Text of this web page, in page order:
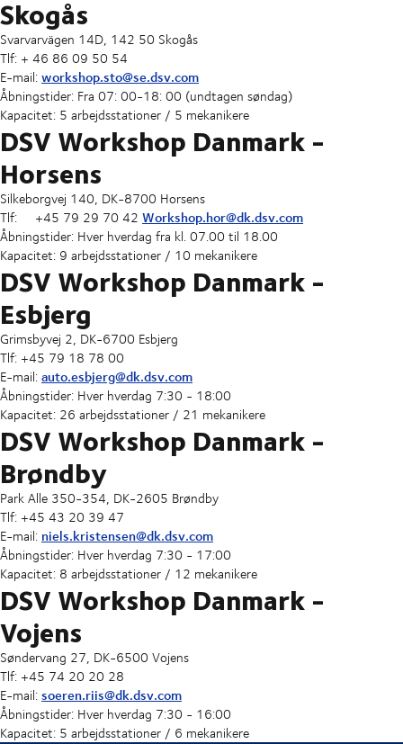
Skogås
Svarvarvägen 14D, 142 50 Skogås
Tlf: + 46 86 09 50 54
E-mail:workshop.sto@se.dsv.com
Åbningstider: Fra 07: 00-18: 00 (undtagen søndag)
Kapacitet: 5 arbejdsstationer / 5 mekanikere
DSV Workshop Danmark -
Horsens
Silkeborgvej 140, DK-8700 Horsens
Tlf: +45 79 29 70 42 Workshop.hor@dk.dsv.com
Åbningstider: Hver hverdag fra kl. 07.00 til 18.00
Kapacitet: 9 arbejdsstationer / 10 mekanikere
DSV Workshop Danmark -
Esbjerg
Grimsbyvej 2, DK-6700 Esbjerg
Tlf: +45 79 18 78 00
E-mail:auto.esbjerg@dk.dsv.com
Åbningstider: Hver hverdag 7:30 - 18:00
Kapacitet: 26 arbejdsstationer / 21 mekanikere
DSV Workshop Danmark -
Brøndby
Park Alle 350-354, DK-2605 Brøndby
Tlf: +45 43 20 39 47
E-mail: niels.kristensen@dk.dsv.com
Åbningstider: Hver hverdag 7:30 - 17:00
Kapacitet: 8 arbejdsstationer / 12 mekanikere
DSV Workshop Danmark -
Vojens
Søndervang 27, DK-6500 Vojens
Tlf: +45 74 20 20 28
E-mail:soeren.riis@dk.dsv.com
Åbningstider: Hver hverdag 7:30 - 16:00
Kapacitet: 5 arbejdsstationer / 6 mekanikere